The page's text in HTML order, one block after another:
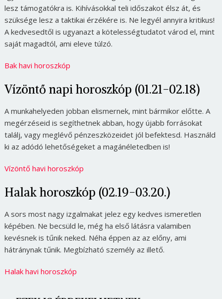
lesz támogatókra is. Kihívásokkal teli időszakot élsz át, és
szüksége lesz a taktikai érzékére is. Ne legyél annyira kritikus!
A kedvesedtől is ugyanazt a kötelességtudatot várod el, mint
saját magadtól, ami eleve túlzó.
Bak havi horoszkóp
Vízöntő napi horoszkóp (01.21-02.18)
A munkahelyeden jobban elismernek, mint bármikor előtte. A
megérzéseid is segíthetnek abban, hogy újabb forrásokat
találj, vagy meglévő pénzeszközeidet jól befektesd. Használd
ki az adódó lehetőségeket a magánéletedben is!
Vízöntő havi horoszkóp
Halak horoszkóp (02.19-03.20.)
A sors most nagy izgalmakat jelez egy kedves ismeretlen
képében. Ne becsüld le, még ha első látásra valamiben
kevésnek is tűnik neked. Néha éppen az az előny, ami
hátránynak tűnik. Megbízható személy az illető.
Halak havi horoszkóp